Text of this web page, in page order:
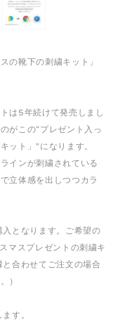
の靴下の刺繍キット」
は5年続けて発売しまし
がこの“プレゼント入っ
ット」”になります。
インが刺繍されている
立体感を出しつつカラ
となります。ご希望の
マスプレゼントの刺繍キ
合わせてご注文の場合
）
す。